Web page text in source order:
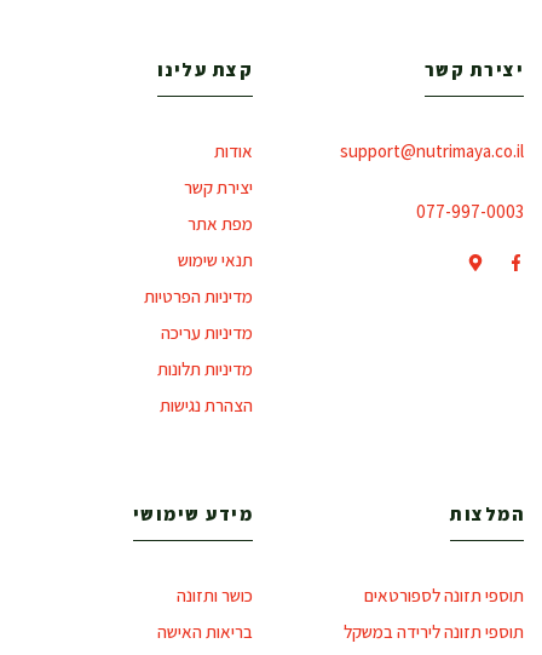
יצירת קשר
support@nutrimaya.co.il
077-997-0003
קצת עלינו
אודות
יצירת קשר
מפת אתר
תנאי שימוש
מדיניות הפרטיות
מדיניות עריכה
מדיניות תלונות
הצהרת נגישות
המלצות
תוספי תזונה לספורטאים
תוספי תזונה לירידה במשקל
מידע שימושי
כושר ותזונה
בריאות האישה